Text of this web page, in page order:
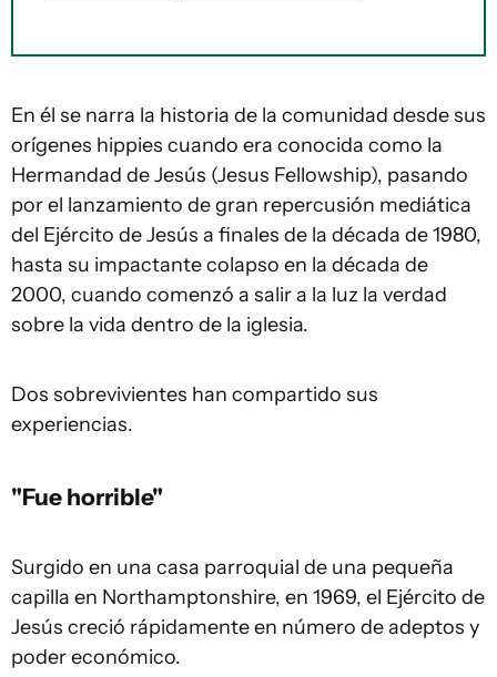
En él se narra la historia de la comunidad desde sus
orígenes hippies cuando era conocida como la
Hermandad de Jesús (Jesus Fellowship), pasando
por el lanzamiento de gran repercusión mediática
del Ejército de Jesús a finales de la década de 1980,
hasta su impactante colapso en la década de
2000, cuando comenzó a salir a la luz la verdad
sobre la vida dentro de la iglesia.
Dos sobrevivientes han compartido sus
experiencias.
"Fue horrible"
Surgido en una casa parroquial de una pequeña
capilla en Northamptonshire, en 1969, el Ejército de
Jesús creció rápidamente en número de adeptos y
poder económico.